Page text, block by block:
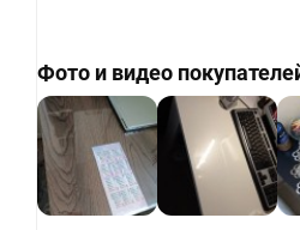
Фото и видео